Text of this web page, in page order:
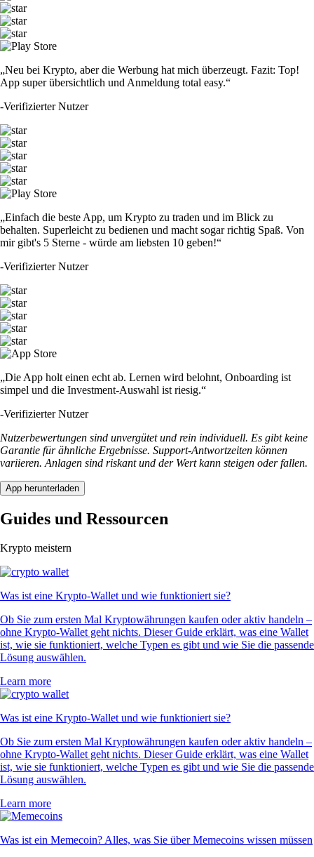
„Neu bei Krypto, aber die Werbung hat mich überzeugt. Fazit: Top!
App super übersichtlich und Anmeldung total easy.“
-Verifizierter Nutzer
„Einfach die beste App, um Krypto zu traden und im Blick zu
behalten. Superleicht zu bedienen und macht sogar richtig Spaß. Von
mir gibt's 5 Sterne - würde am liebsten 10 geben!“
-Verifizierter Nutzer
„Die App holt einen echt ab. Lernen wird belohnt, Onboarding ist
simpel und die Investment-Auswahl ist riesig.“
-Verifizierter Nutzer
Nutzerbewertungen sind unvergütet und rein individuell. Es gibt keine
Garantie für ähnliche Ergebnisse. Support-Antwortzeiten können
variieren. Anlagen sind riskant und der Wert kann steigen oder fallen.
App herunterladen
Guides und Ressourcen
Krypto meistern
Was ist eine Krypto-Wallet und wie funktioniert sie?
Ob Sie zum ersten Mal Kryptowährungen kaufen oder aktiv handeln –
ohne Krypto-Wallet geht nichts. Dieser Guide erklärt, was eine Wallet
ist, wie sie funktioniert, welche Typen es gibt und wie Sie die passende
Lösung auswählen.
Learn more
Was ist eine Krypto-Wallet und wie funktioniert sie?
Ob Sie zum ersten Mal Kryptowährungen kaufen oder aktiv handeln –
ohne Krypto-Wallet geht nichts. Dieser Guide erklärt, was eine Wallet
ist, wie sie funktioniert, welche Typen es gibt und wie Sie die passende
Lösung auswählen.
Learn more
Was ist ein Memecoin? Alles, was Sie über Memecoins wissen müssen